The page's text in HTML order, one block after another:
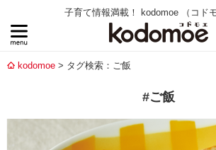
子育て情報満載！ kodomoe （コド
kodomoe タグ検索：ご飯
#ご飯